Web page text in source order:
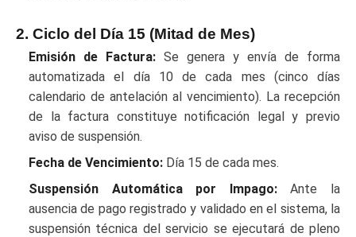
2. Ciclo del Día 15 (Mitad de Mes)
Emisión de Factura: Se genera y envía de forma
automatizada el día 10 de cada mes (cinco días
calendario de antelación al vencimiento). La recepción
de la factura constituye notificación legal y previo
aviso de suspensión.
Fecha de Vencimiento: Día 15 de cada mes.
Suspensión Automática por Impago:Ante la
ausencia de pago registrado y validado en el sistema, la
suspensión técnica del servicio se ejecutará de pleno